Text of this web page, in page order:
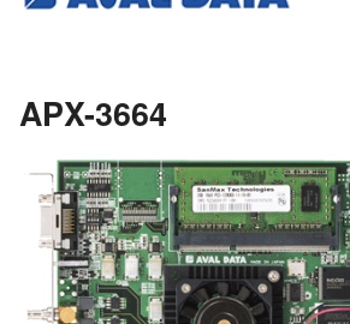
APX-3664